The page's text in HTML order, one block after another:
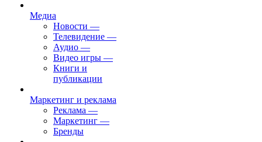
Медиа
Новости —
Телевидение —
Аудио —
Видео игры —
Книги и
публикации
Маркетинг и реклама
Реклама —
Маркетинг —
Бренды